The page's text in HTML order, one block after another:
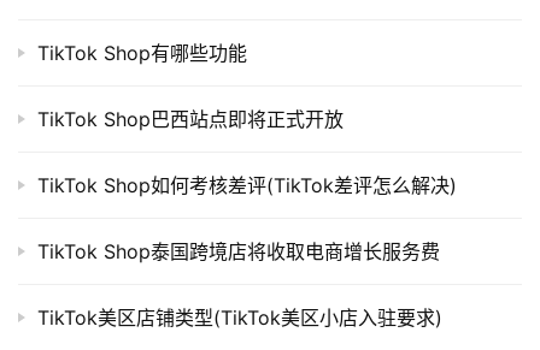
TikTok Shop有哪些功能
TikTok Shop巴西站点即将正式开放
TikTok Shop如何考核差评(TikTok差评怎么解决)
TikTok Shop泰国跨境店将收取电商增长服务费
TikTok美区店铺类型(TikTok美区小店入驻要求)